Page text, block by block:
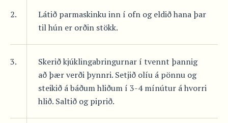
2.
Látið parmaskinku inn í ofn og eldið hana þar
til hún er orðin stökk.
3.
Skerið kjúklingabringurnar í tvennt þannig
að þær verði þynnri. Setjið olíu á pönnu og
steikið á báðum hliðum í 3-4 mínútur á hvorri
hlið. Saltið og piprið.